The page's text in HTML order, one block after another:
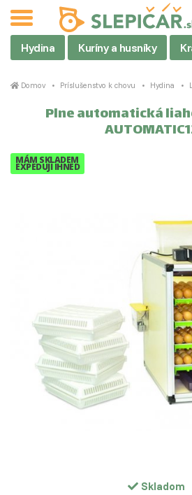
Hydina Kuríny a husníky
Domov Príslušenstvo k chovu Hydina
Plne automatická
MÁM SKLADEM
EXPEDUJI IHNED
Skladom